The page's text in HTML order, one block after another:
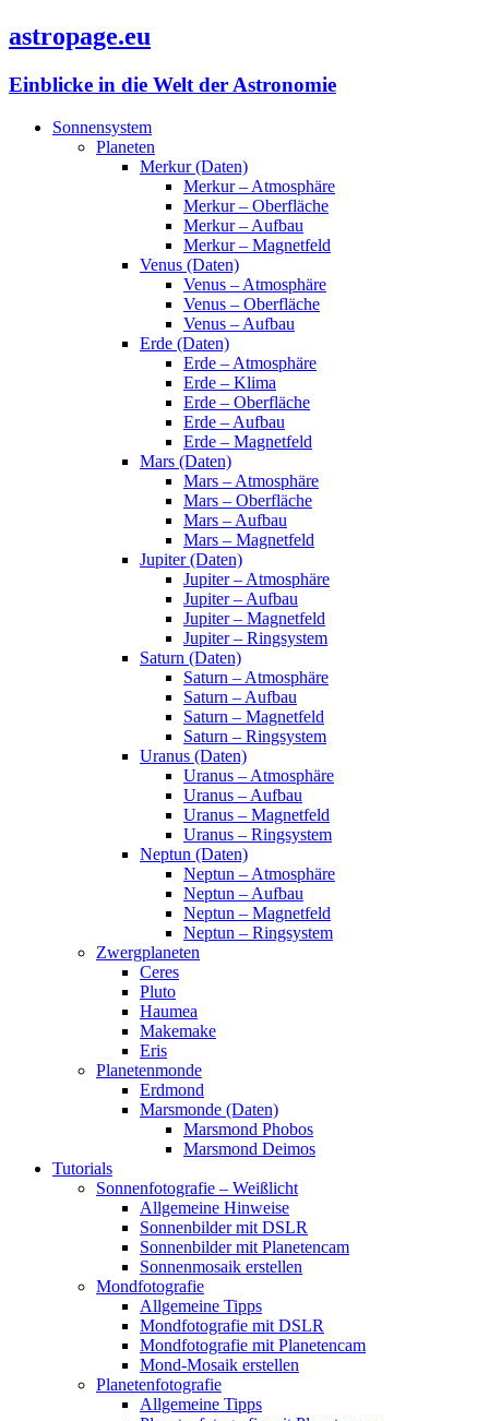
astropage.eu
Einblicke in die Welt der Astronomie
Sonnensystem
Planeten
Merkur (Daten)
Merkur – Atmosphäre
Merkur – Oberfläche
Merkur – Aufbau
Merkur – Magnetfeld
Venus (Daten)
Venus – Atmosphäre
Venus – Oberfläche
Venus – Aufbau
Erde (Daten)
Erde – Atmosphäre
Erde – Klima
Erde – Oberfläche
Erde – Aufbau
Erde – Magnetfeld
Mars (Daten)
Mars – Atmosphäre
Mars – Oberfläche
Mars – Aufbau
Mars – Magnetfeld
Jupiter (Daten)
Jupiter – Atmosphäre
Jupiter – Aufbau
Jupiter – Magnetfeld
Jupiter – Ringsystem
Saturn (Daten)
Saturn – Atmosphäre
Saturn – Aufbau
Saturn – Magnetfeld
Saturn – Ringsystem
Uranus (Daten)
Uranus – Atmosphäre
Uranus – Aufbau
Uranus – Magnetfeld
Uranus – Ringsystem
Neptun (Daten)
Neptun – Atmosphäre
Neptun – Aufbau
Neptun – Magnetfeld
Neptun – Ringsystem
Zwergplaneten
Ceres
Pluto
Haumea
Makemake
Eris
Planetenmonde
Erdmond
Marsmonde (Daten)
Marsmond Phobos
Marsmond Deimos
Tutorials
Sonnenfotografie – Weißlicht
Allgemeine Hinweise
Sonnenbilder mit DSLR
Sonnenbilder mit Planetencam
Sonnenmosaik erstellen
Mondfotografie
Allgemeine Tipps
Mondfotografie mit DSLR
Mondfotografie mit Planetencam
Mond-Mosaik erstellen
Planetenfotografie
Allgemeine Tipps